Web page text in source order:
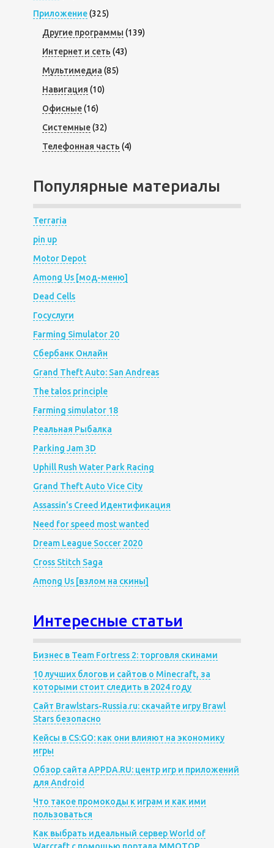
Приложение(325)
Другие программы (139)
Интернет и сеть (43)
Мультимедиа (85)
Навигация (10)
Офисные(16)
Системные(32)
Телефонная часть (4)
Популярные материалы
Terraria
pin up
Motor Depot
Among Us [мод-меню]
Dead Cells
Госуслуги
Farming Simulator 20
Сбербанк Онлайн
Grand Theft Auto: San Andreas
The talos principle
Farming simulator 18
Реальная Рыбалка
Parking Jam 3D
Uphill Rush Water Park Racing
Grand Theft Auto Vice City
Assassin’s Creed Идентификация
Need for speed most wanted
Dream League Soccer 2020
Cross Stitch Saga
Among Us [взлом на скины]
Интересные статьи
Бизнес в Team Fortress 2: торговля скинами
10 лучших блогов и сайтов о Minecraft, за
которыми стоит следить в 2024 году
Сайт Brawlstars-Russia.ru: скачайте игру Brawl
Stars безопасно
Кейсы в CS:GO: как они влияют на экономику
игры
Обзор сайта APPDA.RU: центр игр и приложений
для Android
Что такое промокоды к играм и как ими
пользоваться
Как выбрать идеальный сервер World of